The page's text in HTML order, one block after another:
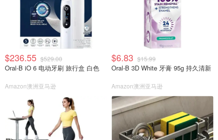
$236.55 $529.00
Oral-B iO 6 电动牙刷 旅行盒 白色
Amazon澳洲亚马逊
$6.83 $15.99
Oral-B 3D White 牙膏 95g 持久清新
Amazon澳洲亚马逊